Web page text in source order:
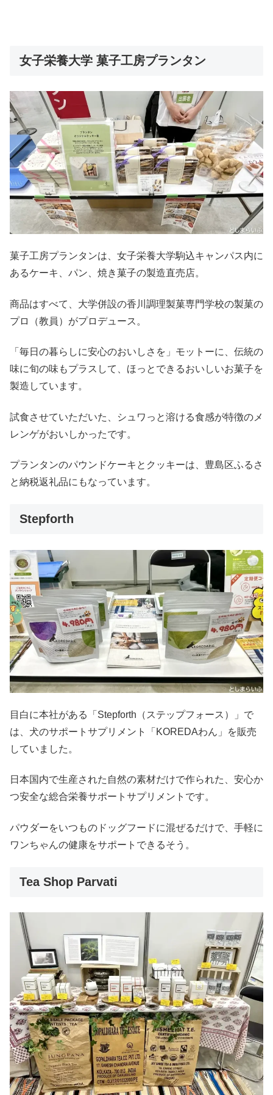
女子栄養大学 菓子工房プランタン
菓子工房プランタンは、女子栄養大学駒込キャンパス内に
あるケーキ、パン、焼き菓子の製造直売店。
商品はすべて、大学併設の香川調理製菓専門学校の製菓の
プロ（教員）がプロデュース。
「毎日の暮らしに安心のおいしさを」モットーに、伝統の
味に旬の味もプラスして、ほっとできるおいしいお菓子を
製造しています。
試食させていただいた、シュワっと溶ける食感が特徴のメ
レンゲがおいしかったです。
プランタンのパウンドケーキとクッキーは、豊島区ふるさ
と納税返礼品にもなっています。
Stepforth
目白に本社がある「Stepforth（ステップフォース）」で
は、犬のサポートサプリメント「KOREDAわん」を販売
していました。
日本国内で生産された自然の素材だけで作られた、安心か
つ安全な総合栄養サポートサプリメントです。
パウダーをいつものドッグフードに混ぜるだけで、手軽に
ワンちゃんの健康をサポートできるそう。
Tea Shop Parvati